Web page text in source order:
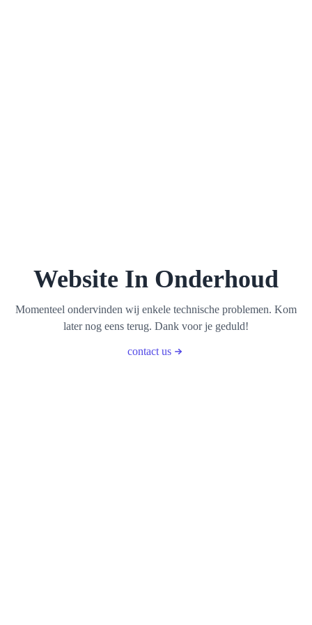
Website In Onderhoud
Momenteel ondervinden wij enkele technische problemen. Kom
later nog eens terug. Dank voor je geduld!
contact us